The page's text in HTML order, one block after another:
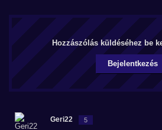
Hozzászólás küldéséhez be
Bejelentkezés
Geri22 5